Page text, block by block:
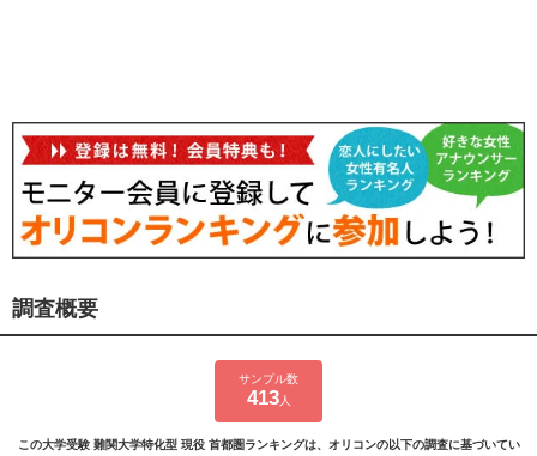
調査概要
サンプル数
413人
この大学受験 難関大学特化型 現役 首都圏ランキングは、オリコンの以下の調査に基づいてい